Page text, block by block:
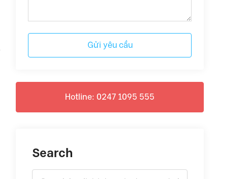
Gửi yêu cầu
Hotline: 0247 1095 555
Search